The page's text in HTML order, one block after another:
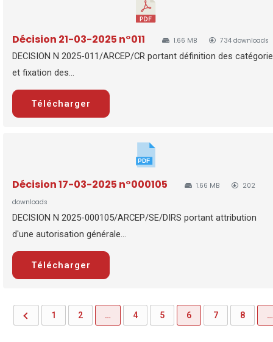
Décision 21-03-2025 n°011 1.66 MB 734 downloads
DECISION N 2025-011/ARCEP/CR portant définition des
et fixation des...
Télécharger
Décision 17-03-2025 n°000105 1.66 MB
202
downloads
DECISION N 2025-000105/ARCEP/SE/DIRS portant attribution
d'une autorisation générale...
Télécharger
1 2 … 4 5 6 7 8 …